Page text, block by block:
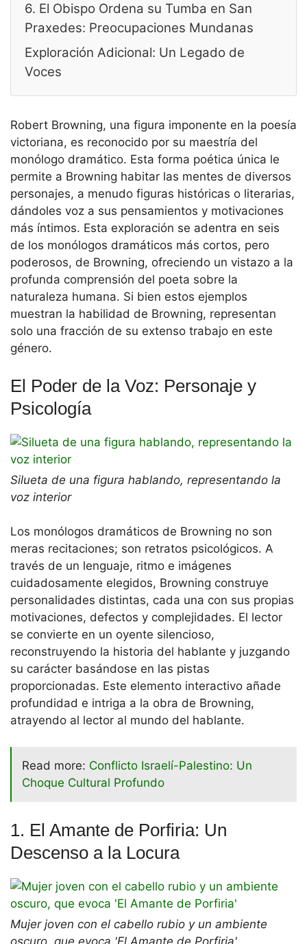
6. El Obispo Ordena su Tumba en San
Praxedes: Preocupaciones Mundanas
Exploración Adicional: Un Legado de
Voces
Robert Browning, una figura imponente en la poesía
victoriana, es reconocido por su maestría del
monólogo dramático. Esta forma poética única le
permite a Browning habitar las mentes de diversos
personajes, a menudo figuras históricas o literarias,
dándoles voz a sus pensamientos y motivaciones
más íntimos. Esta exploración se adentra en seis
de los monólogos dramáticos más cortos, pero
poderosos, de Browning, ofreciendo un vistazo a la
profunda comprensión del poeta sobre la
naturaleza humana. Si bien estos ejemplos
muestran la habilidad de Browning, representan
solo una fracción de su extenso trabajo en este
género.
El Poder de la Voz: Personaje y
Psicología
Silueta de una figura hablando, representando la
voz interior
Los monólogos dramáticos de Browning no son
meras recitaciones; son retratos psicológicos. A
través de un lenguaje, ritmo e imágenes
cuidadosamente elegidos, Browning construye
personalidades distintas, cada una con sus propias
motivaciones, defectos y complejidades. El lector
se convierte en un oyente silencioso,
reconstruyendo la historia del hablante y juzgando
su carácter basándose en las pistas
proporcionadas. Este elemento interactivo añade
profundidad e intriga a la obra de Browning,
atrayendo al lector al mundo del hablante.
Read more: Conflicto Israelí-Palestino: Un
Choque Cultural Profundo
1. El Amante de Porfiria: Un
Descenso a la Locura
Mujer joven con el cabello rubio y un ambiente
oscuro, que evoca 'El Amante de Porfiria'